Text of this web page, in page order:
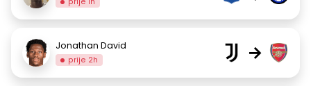
Jonathan David
prije 2h →